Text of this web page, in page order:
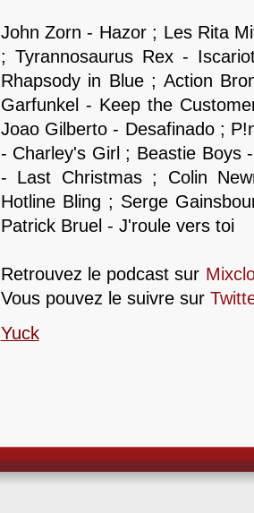
John Zorn - Hazor ; Les Rita
; Tyrannosaurus Rex -
Rhapsody in Blue ; Action
Garfunkel - Keep the
Joao Gilberto - Desafinado ;
- Charley's Girl ; Beastie Boys
- Last Christmas ; Colin
Hotline Bling ; Serge
Patrick Bruel - J'roule vers toi
Retrouvez le podcast sur
Vous pouvez le suivre sur
Yuck